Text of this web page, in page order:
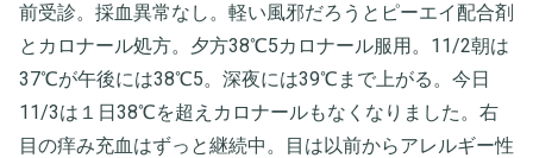
前受診。採血異常なし。軽い風邪だろうとピーエイ配合剤
とカロナール処方。夕方38℃5カロナール服用。11/2朝は
37℃が午後には38℃5。深夜には39℃まで上がる。今日
11/3は１日38℃を超えカロナールもなくなりました。右
目の痒み充血はずっと継続中。目は以前からアレルギー性